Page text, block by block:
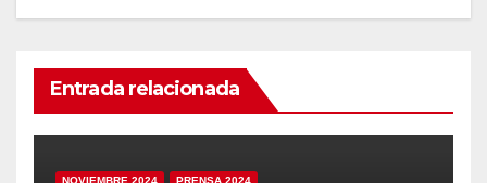
Entrada relacionada
NOVIEMBRE 2024 PRENSA 2024